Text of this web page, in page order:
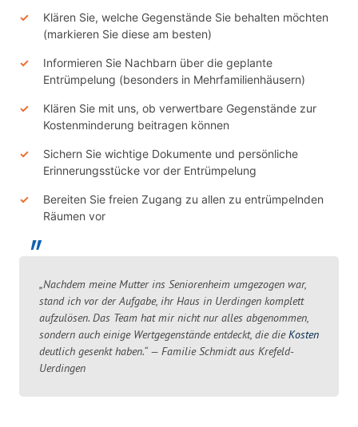
Klären Sie, welche Gegenstände Sie behalten möchten
(markieren Sie diese am besten)
Informieren Sie Nachbarn über die geplante
Entrümpelung (besonders in Mehrfamilienhäusern)
Klären Sie mit uns, ob verwertbare Gegenstände zur
Kostenminderung beitragen können
Sichern Sie wichtige Dokumente und persönliche
Erinnerungsstücke vor der Entrümpelung
Bereiten Sie freien Zugang zu allen zu entrümpelnden
Räumen vor
„Nachdem meine Mutter ins Seniorenheim umgezogen war,
stand ich vor der Aufgabe, ihr Haus in Uerdingen komplett
aufzulösen. Das Team hat mir nicht nur alles abgenommen,
sondern auch einige Wertgegenstände entdeckt, die dieKosten
deutlich gesenkt haben.“ — Familie Schmidt aus Krefeld-
Uerdingen